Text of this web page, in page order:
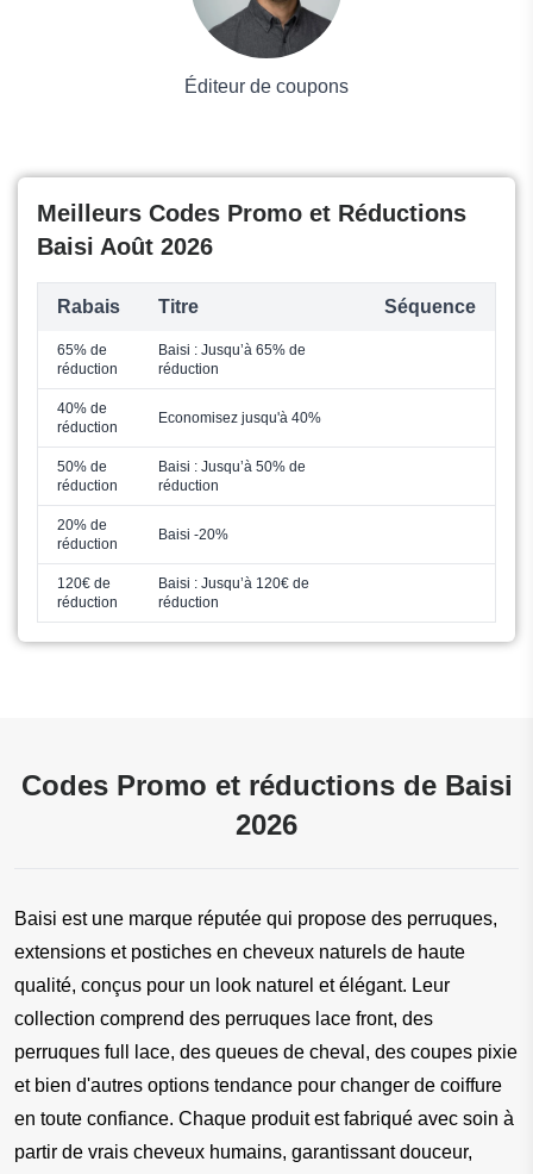
Éditeur de coupons
Meilleurs Codes Promo et Réductions
Baisi Août 2026
Rabais Titre Séquence
65% de
réduction
Baisi : Jusqu’à 65% de
réduction
40% de
réduction
Economisez jusqu'à 40%
50% de
réduction
Baisi : Jusqu’à 50% de
réduction
20% de
réduction
Baisi -20%
120€ de
réduction
Baisi : Jusqu’à 120€ de
réduction
Codes Promo et réductions de Baisi
2026
Baisi est une marque réputée qui propose des perruques,
extensions et postiches en cheveux naturels de haute
qualité, conçus pour un look naturel et élégant. Leur
collection comprend des perruques lace front, des
perruques full lace, des queues de cheval, des coupes pixie
et bien d'autres options tendance pour changer de coiffure
en toute confiance. Chaque produit est fabriqué avec soin à
partir de vrais cheveux humains, garantissant douceur,